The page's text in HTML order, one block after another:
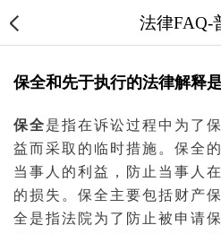
法律FAQ-
保全和先于执行的法律解释
保全是指在诉讼过程中为了
益而采取的临时措施。保全
当事人 的利益，防止当事人
的损失。保全主要包括财产
全是指法院 为了防止被申请